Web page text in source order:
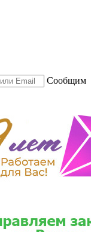
Сообщим